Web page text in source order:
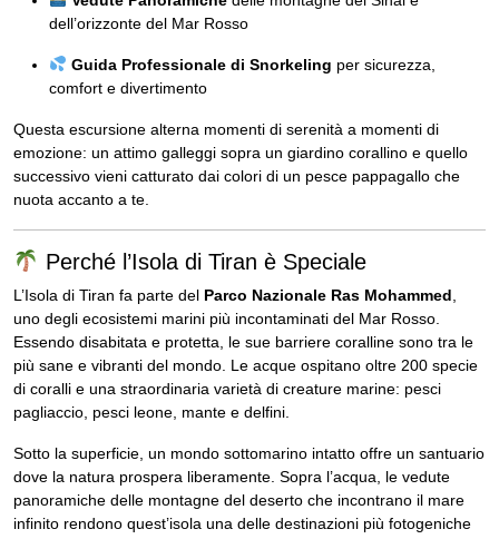
dell’orizzonte del Mar Rosso
Guida Professionale di Snorkeling per sicurezza,
comfort e divertimento
Questa escursione alterna momenti di serenità a momenti di
emozione: un attimo galleggi sopra un giardino corallino e quello
successivo vieni catturato dai colori di un pesce pappagallo che
nuota accanto a te.
Perché l’Isola di Tiran è Speciale
L’Isola di Tiran fa parte del Parco Nazionale Ras Mohammed
uno degli ecosistemi marini più incontaminati del Mar Rosso.
Essendo disabitata e protetta, le sue barriere coralline sono tra le
più sane e vibranti del mondo. Le acque ospitano oltre 200 specie
di coralli e una straordinaria varietà di creature marine: pesci
pagliaccio, pesci leone, mante e delfini.
Sotto la superficie, un mondo sottomarino intatto offre un santuario
dove la natura prospera liberamente. Sopra l’acqua, le vedute
panoramiche delle montagne del deserto che incontrano il mare
infinito rendono quest’isola una delle destinazioni più fotogeniche